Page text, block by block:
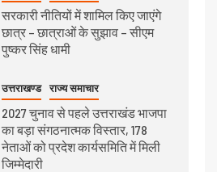
सरकारी नीतियों में शामिल किए जाएंगे
छात्र – छात्राओं के सुझाव – सीएम
पुष्कर सिंह धामी
उत्तराखण्ड राज्य समाचार
2027 चुनाव से पहले उत्तराखंड भाजपा
का बड़ा संगठनात्मक विस्तार, 178
नेताओं को प्रदेश कार्यसमिति में मिली
जिम्मेदारी